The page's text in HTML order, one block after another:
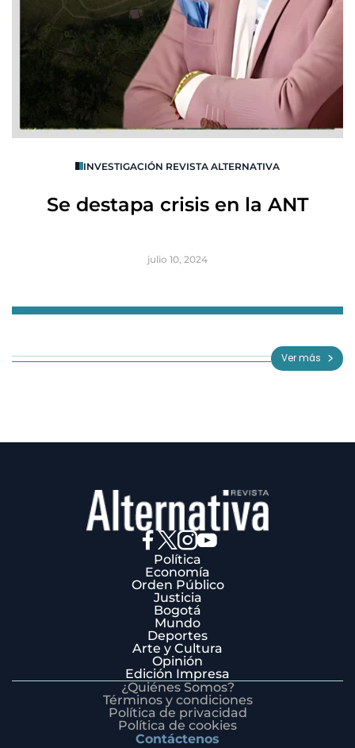
INVESTIGACIÓN REVISTA ALTERNATIVA
Se destapa crisis en la ANT
julio 10, 2024
3
Ver más
Política
Economía
Orden Público
Justicia
Bogotá
Mundo
Deportes
Arte y Cultura
Opinión
Edición Impresa
¿Quiénes Somos?
Términos y condiciones
Política de privacidad
Política de cookies
Contáctenos